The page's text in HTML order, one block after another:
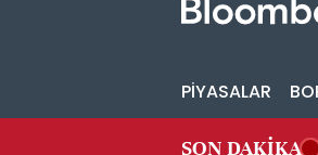
PİYASALAR
SON DAKİKA